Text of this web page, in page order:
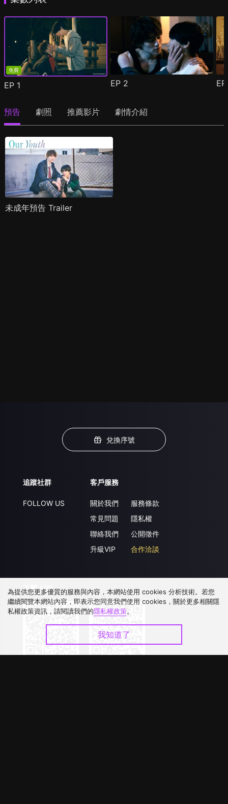
免費
EP 1 EP 2
預告 劇照 推薦影片 劇情介紹
未成年預告 Trailer
兌換序號
追蹤社群
FOLLOW US
客戶服務
關於我們
常見問題
聯絡我們
升級VIP
服務條款
隱私權
公開徵件
合作洽談
下載 APP
為提供您更多優質的服務與內容，本網站使用 cookies 分析技術。若您
繼續閱覽本網站內容，即表示您同意我們使用 cookies，關於更多相關隱
私權政策資訊，請閱讀我們的隱私權政策。
我知道了